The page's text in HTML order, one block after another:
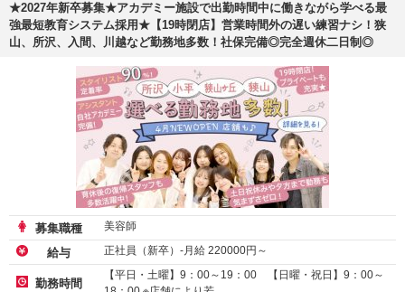
★2027年新卒募集★アカデミー施設で出勤時間中に働きながら学べる最
強最短教育システム採用★【19時閉店】営業時間外の遅い練習ナシ！狭
山、所沢、入間、川越など勤務地多数！社保完備◎完全週休二日制◎
募集職種 美容師
給与 正社員（新卒）-月給 220000円～
勤務時間
【平日・土曜】9：00～19：00 【日曜・祝日】9：00～